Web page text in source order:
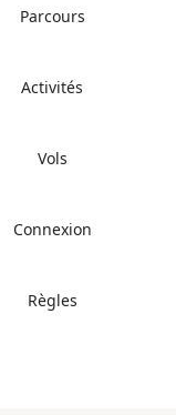
Parcours
Activités
Vols
Connexion
Règles